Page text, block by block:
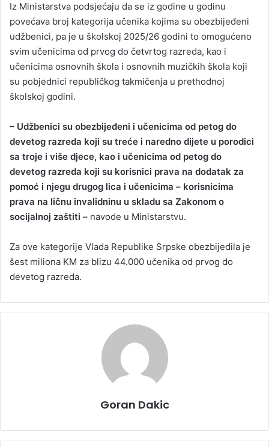
Iz Ministarstva podsjećaju da se iz godine u godinu
povećava broj kategorija učenika kojima su obezbijeđeni
udžbenici, pa je u školskoj 2025/26 godini to omogućeno
svim učenicima od prvog do četvrtog razreda, kao i
učenicima osnovnih škola i osnovnih muzičkih škola koji
su pobjednici republičkog takmičenja u prethodnoj
školskoj godini.
– Udžbenici su obezbijeđeni i učenicima od petog do
devetog razreda koji su treće i naredno dijete u porodici
sa troje i više djece, kao i učenicima od petog do
devetog razreda koji su korisnici prava na dodatak za
pomoć i njegu drugog lica i učenicima – korisnicima
prava na ličnu invalidninu u skladu sa Zakonom o
socijalnoj zaštiti – navode u Ministarstvu.
Za ove kategorije Vlada Republike Srpske obezbijedila je
šest miliona KM za blizu 44.000 učenika od prvog do
devetog razreda.
Goran Dakic